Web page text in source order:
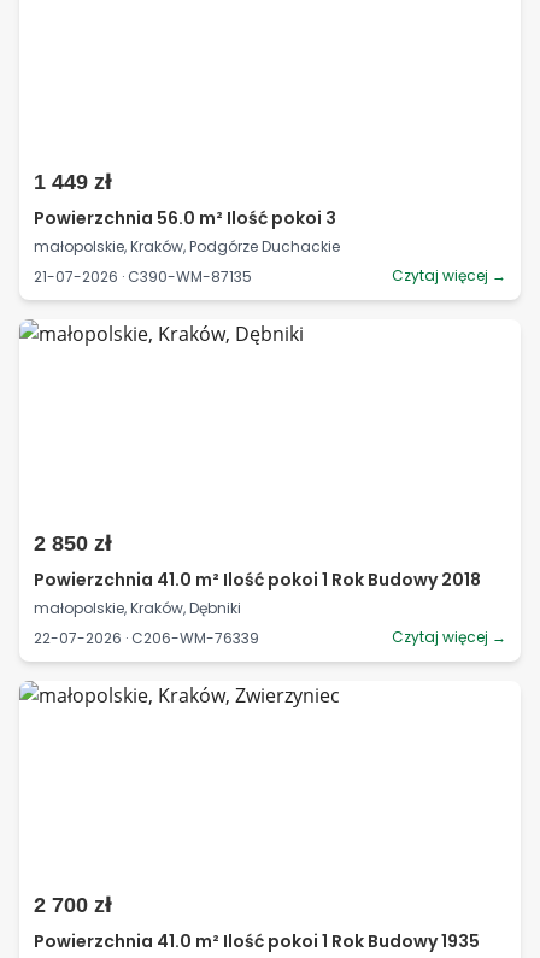
1 449 zł
Powierzchnia 56.0 m² Ilość pokoi 3
małopolskie, Kraków, Podgórze Duchackie
21-07-2026 · C390-WM-87135
Czytaj więcej →
2 850 zł
Powierzchnia 41.0 m² Ilość pokoi 1 Rok Budowy 2018
małopolskie, Kraków, Dębniki
22-07-2026 · C206-WM-76339
Czytaj więcej →
2 700 zł
Powierzchnia 41.0 m² Ilość pokoi 1 Rok Budowy 1935